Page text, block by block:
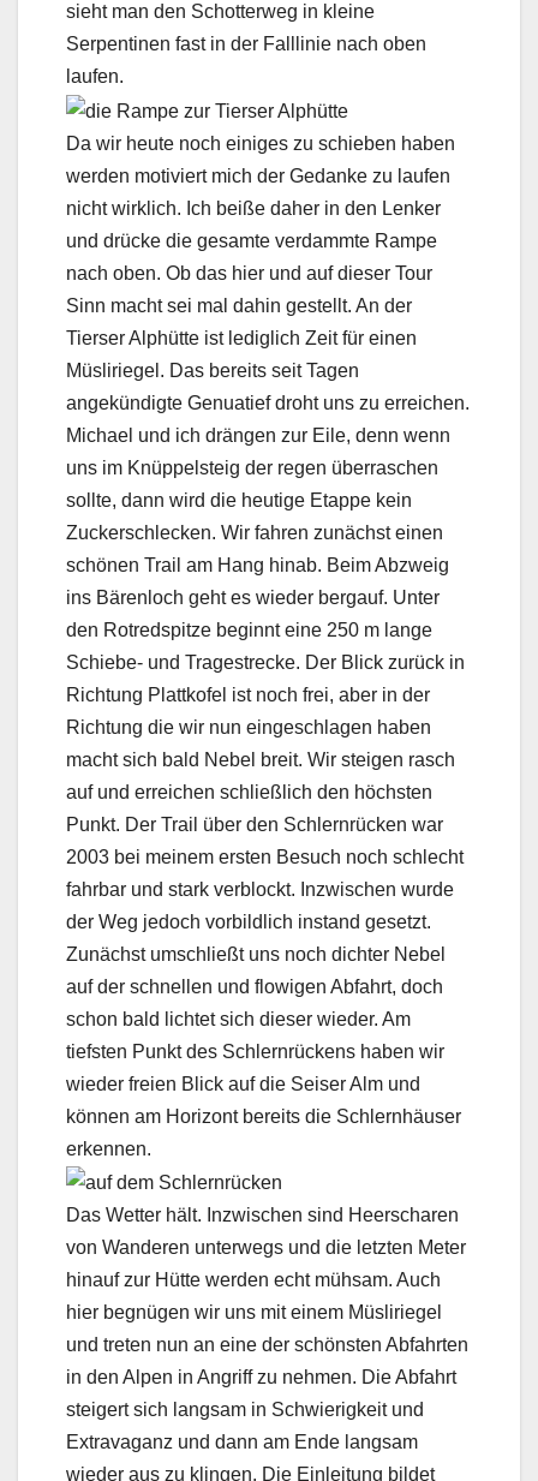
sieht man den Schotterweg in kleine
Serpentinen fast in der Falllinie nach oben
laufen.
Da wir heute noch einiges zu schieben haben
werden motiviert mich der Gedanke zu laufen
nicht wirklich. Ich beiße daher in den Lenker
und drücke die gesamte verdammte Rampe
nach oben. Ob das hier und auf dieser Tour
Sinn macht sei mal dahin gestellt. An der
Tierser Alphütte ist lediglich Zeit für einen
Müsliriegel. Das bereits seit Tagen
angekündigte Genuatief droht uns zu erreichen.
Michael und ich drängen zur Eile, denn wenn
uns im Knüppelsteig der regen überraschen
sollte, dann wird die heutige Etappe kein
Zuckerschlecken. Wir fahren zunächst einen
schönen Trail am Hang hinab. Beim Abzweig
ins Bärenloch geht es wieder bergauf. Unter
den Rotredspitze beginnt eine 250 m lange
Schiebe- und Tragestrecke. Der Blick zurück in
Richtung Plattkofel ist noch frei, aber in der
Richtung die wir nun eingeschlagen haben
macht sich bald Nebel breit. Wir steigen rasch
auf und erreichen schließlich den höchsten
Punkt. Der Trail über den Schlernrücken war
2003 bei meinem ersten Besuch noch schlecht
fahrbar und stark verblockt. Inzwischen wurde
der Weg jedoch vorbildlich instand gesetzt.
Zunächst umschließt uns noch dichter Nebel
auf der schnellen und flowigen Abfahrt, doch
schon bald lichtet sich dieser wieder. Am
tiefsten Punkt des Schlernrückens haben wir
wieder freien Blick auf die Seiser Alm und
können am Horizont bereits die Schlernhäuser
erkennen.
Das Wetter hält. Inzwischen sind Heerscharen
von Wanderen unterwegs und die letzten Meter
hinauf zur Hütte werden echt mühsam. Auch
hier begnügen wir uns mit einem Müsliriegel
und treten nun an eine der schönsten Abfahrten
in den Alpen in Angriff zu nehmen. Die Abfahrt
steigert sich langsam in Schwierigkeit und
Extravaganz und dann am Ende langsam
wieder aus zu klingen. Die Einleitung bildet